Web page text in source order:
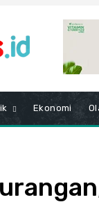
Ekonomi